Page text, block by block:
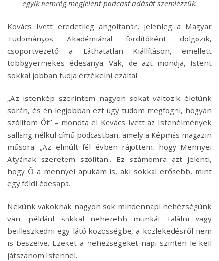
egyik nemrég megjelent podcast adását szemlézzük.
Kovács Ivett eredetileg angoltanár, jelenleg a Magyar
Tudományos Akadémiánál fordítóként dolgozik,
csoportvezető a Láthatatlan Kiállításon, emellett
többgyermekes édesanya. Vak, de azt mondja, Istent
sokkal jobban tudja érzékelni ezáltal.
„Az istenkép szerintem nagyon sokat változik életünk
során, és én legjobban ezt úgy tudom megfogni, hogyan
szólítom Őt” – mondta el Kovács Ivett az Istenélmények
sallang nélkül című podcastban, amely a Képmás magazin
műsora. „Az elmúlt fél évben rájöttem, hogy Mennyei
Atyának szeretem szólítani. Ez számomra azt jelenti,
hogy Ő a mennyei apukám is, aki sokkal erősebb, mint
egy földi édesapa.
Nekünk vakoknak nagyon sok mindennapi nehézségünk
van, például sokkal nehezebb munkát találni vagy
beilleszkedni egy látó közösségbe, a közlekedésről nem
is beszélve. Ezeket a nehézségeket napi szinten le kell
játszanom Istennel.